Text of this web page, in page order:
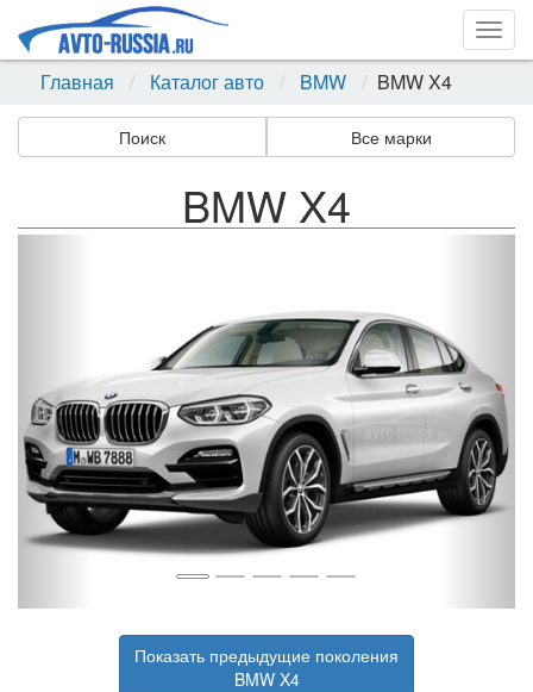
Главная
Каталог авто BMW BMW X4
Поиск Все марки
BMW X4
Показать предыдущие поколения
BMW X4